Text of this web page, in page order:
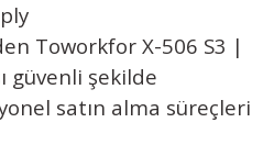
Toworkfor X-506 S3 |
güvenli şekilde
satın alma süreçleri